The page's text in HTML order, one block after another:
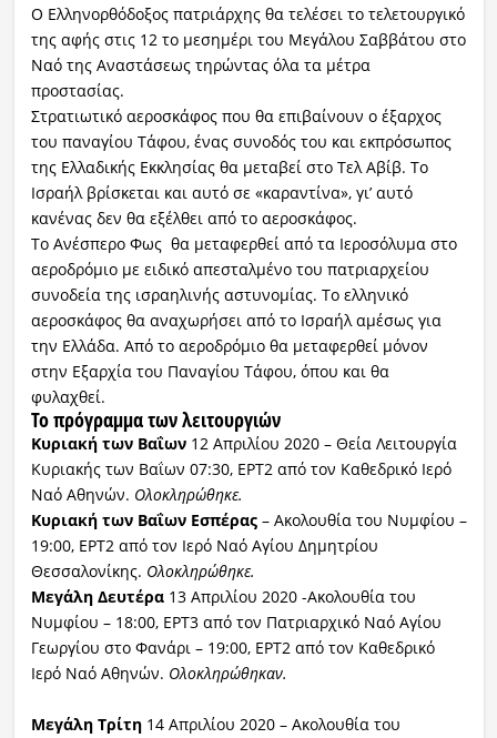
Πολιτισμός
Ο Ελληνορθόδοξος πατριάρχης θα τελέσει το τελετουργικό
της αφής στις 12 το μεσημέρι του Μεγάλου Σαββάτου στο
Ναό της Αναστάσεως τηρώντας όλα τα μέτρα
προστασίας.
Στρατιωτικό αεροσκάφος που θα επιβαίνουν ο έξαρχος
του παναγίου Τάφου, ένας συνοδός του και εκπρόσωπος
της Ελλαδικής Εκκλησίας θα μεταβεί στο Τελ Αβίβ. Το
Ισραήλ βρίσκεται και αυτό σε «καραντίνα», γι’ αυτό
κανένας δεν θα εξέλθει από το αεροσκάφος.
Το Ανέσπερο Φως θα μεταφερθεί από τα Ιεροσόλυμα στο
αεροδρόμιο με ειδικό απεσταλμένο του πατριαρχείου
συνοδεία της ισραηλινής αστυνομίας. Το ελληνικό
αεροσκάφος θα αναχωρήσει από το Ισραήλ αμέσως για
την Ελλάδα. Από το αεροδρόμιο θα μεταφερθεί μόνον
στην Εξαρχία του Παναγίου Τάφου, όπου και θα
φυλαχθεί.
Το πρόγραμμα των λειτουργιών
Κυριακή των Βαΐων12 Απριλίου 2020 – Θεία Λειτουργία
Κυριακής των Βαΐων 07:30, ΕΡΤ2 από τον Καθεδρικό Ιερό
Ναό Αθηνών. Ολοκληρώθηκε.
Κυριακή των Βαΐων Εσπέρας– Ακολουθία του Νυμφίου –
19:00, ΕΡΤ2 από τον Ιερό Ναό Αγίου Δημητρίου
Θεσσαλονίκης. Ολοκληρώθηκε.
Μεγάλη Δευτέρα13 Απριλίου 2020 -Ακολουθία του
Νυμφίου – 18:00, ΕΡΤ3 από τον Πατριαρχικό Ναό Αγίου
Γεωργίου στο Φανάρι – 19:00, ΕΡΤ2 από τον Καθεδρικό
Ιερό Ναό Αθηνών. Ολοκληρώθηκαν.
Μεγάλη Τρίτη14 Απριλίου 2020 – Ακολουθία του